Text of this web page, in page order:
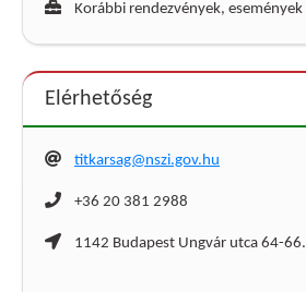
Korábbi rendezvények, események
Elérhetőség
titkarsag@nszi.gov.hu
+36 20 381 2988
1142 Budapest Ungvár utca 64-66.